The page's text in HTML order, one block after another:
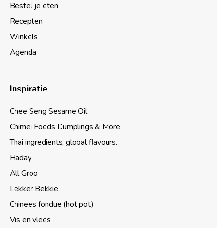
Bestel je eten
Recepten
Winkels
Agenda
Inspiratie
Chee Seng Sesame Oil
Chimei Foods Dumplings & More
Thai ingredients, global flavours.
Haday
All Groo
Lekker Bekkie
Chinees fondue (hot pot)
Vis en vlees